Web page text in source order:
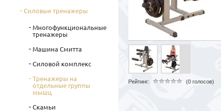
Рейтинг: (0 голосов)
Силовые тренажеры
Многофункциональные
тренажеры
Машина Смитта
Силовой комплекс
Тренажеры на
отдельные группы
мышц
Скамьи